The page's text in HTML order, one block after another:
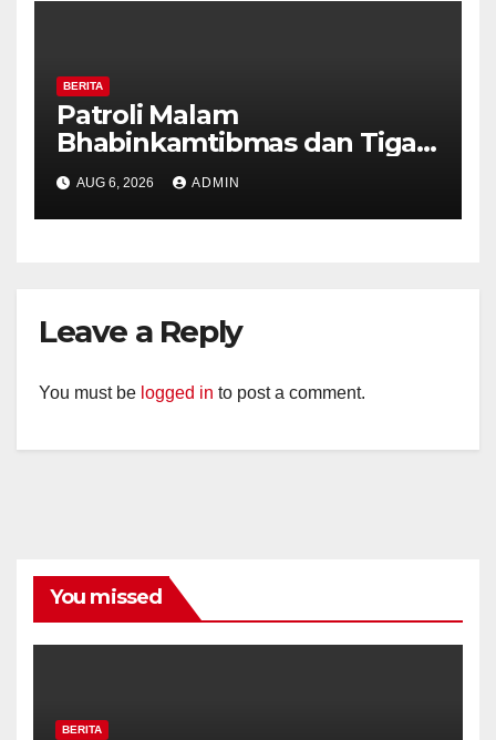
BERITA
Patroli Malam
Bhabinkamtibmas dan Tiga
Pilar Kelurahan Ungaran
Perkuat Kamtibmas, Warga
Diajak Aktifkan Ronda
AUG 6, 2026 ADMIN
Leave a Reply
You must be logged in to post a comment.
You missed
BERITA